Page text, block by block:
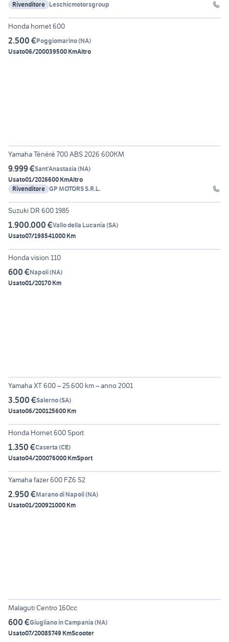
Rivenditore Leschicmotorsgroup
6
Honda hornet 600
2.500 €Poggiomarino(NA)
Usato06/200039500 KmAltro
Yamaha Ténéré 700 ABS 2026 600KM
9.999 €Sant'Anastasia (NA)
Usato01/2026600 KmAltro
Rivenditore GP MOTORS S.R.L.
3
Suzuki DR 600 1985
1.900.000 €Vallo della Lucania (SA)
Usato07/198541000 Km
Honda vision 110
600 €Napoli(NA)
Usato01/20170 Km
Yamaha XT 600 – 25.600 km – anno 2001
3.500 €Salerno(SA)
Usato06/200125600 Km
6
Honda Hornet 600 Sport
1.350 €Caserta (CE)
Usato04/200076000 KmSport
2
Yamaha fazer 600 FZ6 S2
2.950 €Marano di Napoli(NA)
Usato01/200921000 Km
Malaguti Centro 160cc
600 €Giugliano in Campania (NA)
Usato07/20085749 KmScooter
9